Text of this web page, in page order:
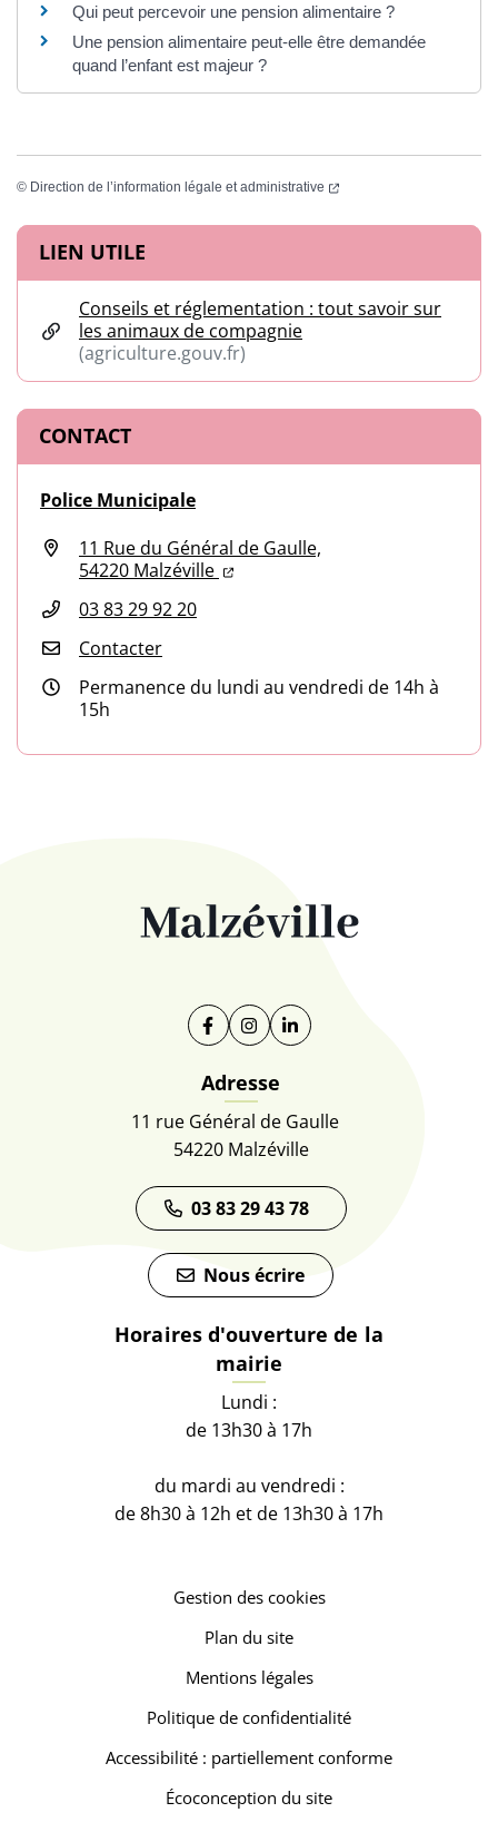
Qui peut percevoir une pension alimentaire ?
Une pension alimentaire peut-elle être demandée
quand l’enfant est majeur ?
© Direction de l’information légale et administrative (ouverture dans un
Informations complémentaires
LIEN UTILE
Conseils et réglementation : tout savoir sur
les animaux de compagnie
(agriculture.gouv.fr)
CONTACT
Police Municipale
11 Rue du Général de Gaulle,
54220 Malzéville (ouverture dans un nouvel
(ouverture dans un nouvel
03 83 29 92 20
Contacter
Permanence du lundi au vendredi de 14h à
15h
Facebook
(ouverture dans un nouvel onglet)
Instagram
(ouverture dans un nouvel
Linkedin
(ouverture dans un
Adresse
11 rue Général de Gaulle
54220 Malzéville
03 83 29 43 78
Nous écrire
Horaires d'ouverture de la
mairie
Lundi :
de 13h30 à 17h
du mardi au vendredi :
de 8h30 à 12h et de 13h30 à 17h
Gestion des cookies
Plan du site
Mentions légales
Politique de confidentialité
Accessibilité : partiellement conforme
Écoconception du site